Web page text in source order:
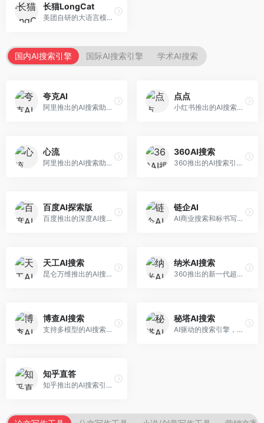
长猫LongCat
美团自研的大语言模型对话平台，专注于本地生活服务场景。面向美团生态用户，提供智能推荐、服务问答等功能，本地生活知识覆盖全面。
国内AI搜索引擎 国际AI搜索引擎 学术AI搜索
夸克AI
阿里推出的AI搜索助手，整合搜索与AI功能。面向年轻用户，提供智能搜索、文档处理、学习辅助等服务，与夸克生态深度整合。
点点
小红书推出的AI搜索应用，专注于生活方式内容搜索。面向小红书用户，提供生活攻略、消费决策、内容推荐等服务，生活方式内容丰富。
心流
阿里推出的AI搜索助手，专注于智能信息获取。面向普通用户，提供智能搜索、内容整理、知识问答等服务，与阿里生态深度整合。
360AI搜索
360推出的AI搜索引擎，专注于安全智能搜索。面向普通用户，提供智能问答、网页搜索、内容整理等服务，安全防护能力强。
百度AI探索版
百度推出的深度AI搜索引擎，整合百度知识图谱。面向中文用户，提供智能问答、知识探索、内容生成等服务，知识覆盖面广。
链企AI
AI商业搜索和标书写作工具，专注于企业服务场景。面向企业用户，提供商业信息搜索、标书生成、企业分析等服务，商业信息专业。
天工AI搜索
昆仑万维推出的AI搜索引擎，整合大模型与搜索能力。面向普通用户，提供智能问答、深度搜索、内容整理等服务，中文搜索体验好。
纳米AI搜索
360推出的新一代超级AI搜索，深度整合360搜索资源。面向普通用户，提供智能问答、多模态搜索、内容生成等服务，安全可靠。
博查AI搜索
支持多模型的AI搜索引擎，整合多种大模型能力。面向AI爱好者，提供多模型搜索、答案对比、深度分析等服务，模型选择灵活。
秘塔AI搜索
AI驱动的搜索引擎，专注于无广告直达结果。面向研究者和信息获取需求者，提供深度搜索、来源标注、答案整理等服务，搜索结果干净准确，信息可信度高。
知乎直答
知乎推出的AI搜索引擎，专注于知识问答场景。面向知识获取者，提供知乎内容搜索、智能问答、知识整理等服务，专业知识丰富。